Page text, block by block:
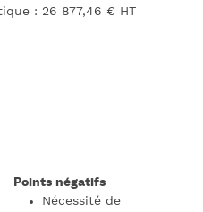
: 26 877,46 € HT
Points négatifs
Nécessité de